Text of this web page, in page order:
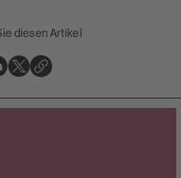
diesen Artikel